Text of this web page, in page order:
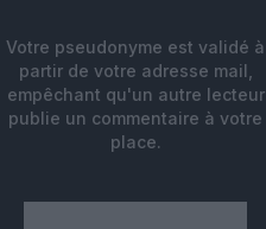
Votre pseudonyme est validé à
partir de votre adresse mail,
empêchant qu'un autre lecteur
publie un commentaire à votre
place.